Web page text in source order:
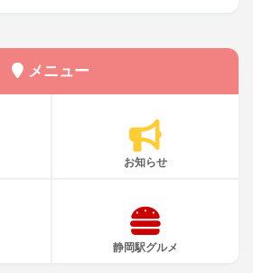
メニュー
お知らせ
静岡駅グルメ